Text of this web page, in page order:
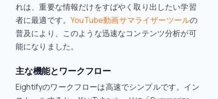
れは、重要な情報だけをすばやく取り出したい学習
者に最適です。YouTube動画サマライザーツールの
普及により、このような迅速なコンテンツ分析が可
能になりました。
主な機能とワークフロー
Eightifyのワークフローは高速でシンプルです。イン